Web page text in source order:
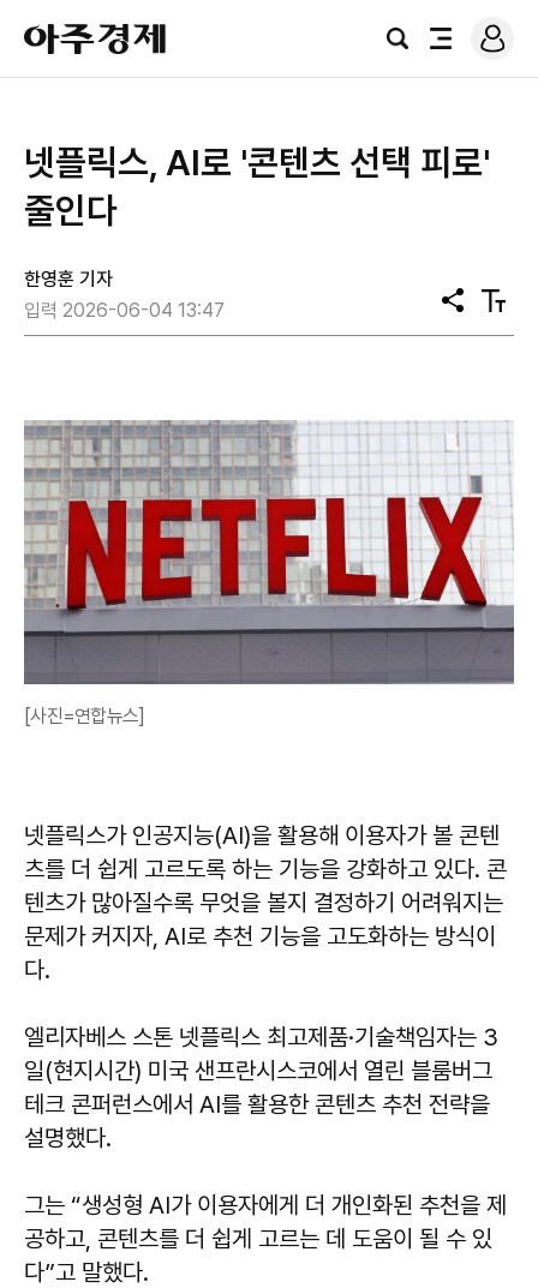
아
주
경
검
전
로
그
넷플릭스, AI로 '콘텐츠 선택 피로'
줄인다
한영훈 기자
입력 2026-06-04 13:47
공
유
텍
스
[사진=연합뉴스]
넷플릭스가 인공지능(AI)을 활용해 이용자가 볼 콘텐
츠를 더 쉽게 고르도록 하는 기능을 강화하고 있다. 콘
텐츠가 많아질수록 무엇을 볼지 결정하기 어려워지는
문제가 커지자, AI로 추천 기능을 고도화하는 방식이
다.
엘리자베스 스톤 넷플릭스 최고제품·기술책임자는 3
일(현지시간) 미국 샌프란시스코에서 열린 블룸버그
테크 콘퍼런스에서 AI를 활용한 콘텐츠 추천 전략을
설명했다.
그는 “생성형 AI가 이용자에게 더 개인화된 추천을 제
공하고, 콘텐츠를 더 쉽게 고르는 데 도움이 될 수 있
다”고 말했다.